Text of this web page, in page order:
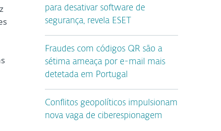
para desativar software de
segurança, revela ESET
Fraudes com códigos QR são a
sétima ameaça por e-mail mais
detetada em Portugal
Conflitos geopolíticos impulsionam
nova vaga de ciberespionagem